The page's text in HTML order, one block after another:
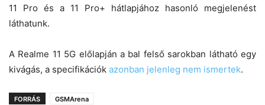
11 Pro és a 11 Pro+ hátlapjához hasonló megjelenést
láthatunk.
A Realme 11 5G előlapján a bal felső sarokban látható egy
kivágás, a specifikációk azonban jelenleg nem ismertek.
FORRÁS GSMArena